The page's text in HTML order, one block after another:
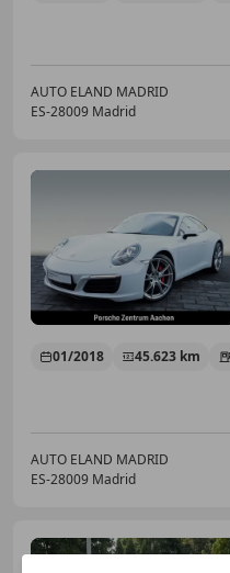
AUTO ELAND MADRID
ES-28009 Madrid
01/2018 45.623 km
AUTO ELAND MADRID
ES-28009 Madrid